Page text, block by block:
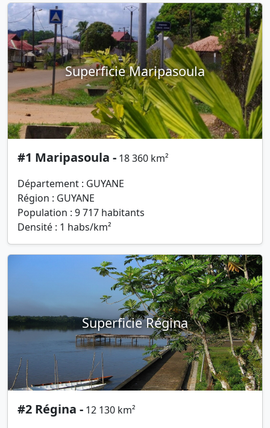
Superficie Maripasoula
#1 Maripasoula - 18 360 km²
Département : GUYANE
Région : GUYANE
Population : 9 717 habitants
Densité : 1 habs/km²
Superficie Régina
#2 Régina - 12 130 km²